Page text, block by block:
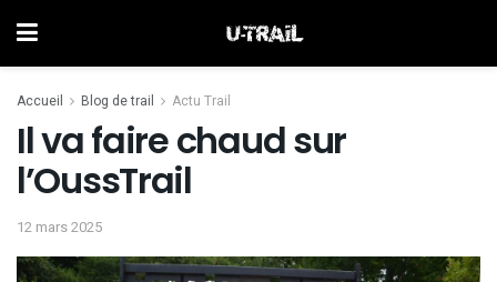
Accueil Blog de trail Actu Trail
Il va faire chaud sur
l’OussTrail
12 mars 2025